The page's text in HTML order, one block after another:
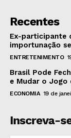
Recentes
Ex-participante
importunação
ENTRETENIMENTO
Brasil Pode
e Mudar o Jogo
ECONOMIA 19 de
Inscreva-